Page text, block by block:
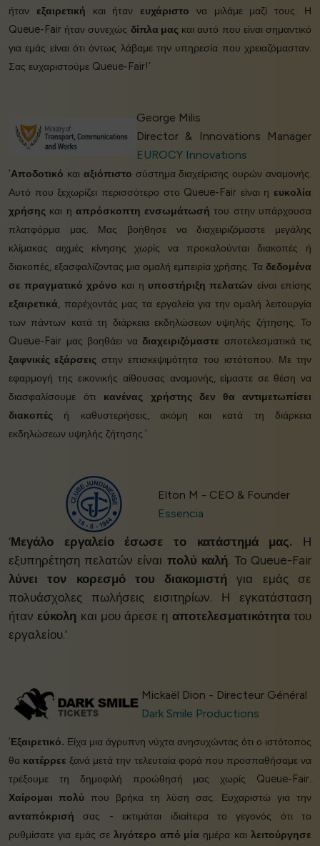
ήταν εξαιρετική και ήτανευχάριστο να μιλάμε μαζί τους. Η
Queue-Fair ήταν συνεχώς δίπλα μας και αυτό που είναι σημαντικό
για εμάς είναι ότι όντως λάβαμε την υπηρεσία που χρειαζόμασταν.
Σας ευχαριστούμε Queue-Fair!’
George Milis
Director & Innovations Manager
EUROCY Innovations
‘Αποδοτικό και αξιόπιστο σύστημα διαχείρισης ουρών αναμονής.
Αυτό που ξεχωρίζει περισσότερο στο Queue-Fair είναι η ευκολία
χρήσης και ηαπρόσκοπτη ενσωμάτωσή του στην υπάρχουσα
πλατφόρμα μας. Μας βοήθησε να διαχειριζόμαστε μεγάλης
κλίμακας αιχμές κίνησης χωρίς να προκαλούνται διακοπές ή
διακοπές, εξασφαλίζοντας μια ομαλή εμπειρία χρήσης. Τα δεδομένα
σε πραγματικό χρόνο και η υποστήριξη πελατών είναι επίσης
εξαιρετικά, παρέχοντάς μας τα εργαλεία για την ομαλή λειτουργία
των πάντων κατά τη διάρκεια εκδηλώσεων υψηλής ζήτησης. Το
Queue-Fair μας βοηθάει να διαχειριζόμαστε αποτελεσματικά τις
ξαφνικές εξάρσεις στην επισκεψιμότητα του ιστότοπου. Με την
εφαρμογή της εικονικής αίθουσας αναμονής, είμαστε σε θέση να
διασφαλίσουμε ότι κανένας χρήστης δεν θα αντιμετωπίσει
διακοπές ή καθυστερήσεις, ακόμη και κατά τη διάρκεια
εκδηλώσεων υψηλής ζήτησης.’
Elton M - CEO & Founder
Essencia
‘Μεγάλο εργαλείο έσωσε το κατάστημά μας. Η
εξυπηρέτηση πελατών είναι πολύ καλή. Το Queue-Fair
λύνει τον κορεσμό του διακομιστή για εμάς σε
πολυάσχολες πωλήσεις εισιτηρίων. Η εγκατάσταση
ήταν εύκολη και μου άρεσε η αποτελεσματικότητατου
εργαλείου.’
Mickaël Dion - Directeur Général
Dark Smile Productions
‘Εξαιρετικό. Είχα μια άγρυπνη νύχτα ανησυχώντας ότι ο ιστότοπος
θα κατέρρεε ξανά μετά την τελευταία φορά που προσπαθήσαμε να
τρέξουμε τη δημοφιλή προώθησή μας χωρίς Queue-Fair.
Χαίρομαι πολύ που βρήκα τη λύση σας. Ευχαριστώ για την
ανταπόκρισή σας - εκτιμάται ιδιαίτερα το γεγονός ότι το
ρυθμίσατε για εμάς σελιγότερο από μία ημέρα καιλειτούργησε